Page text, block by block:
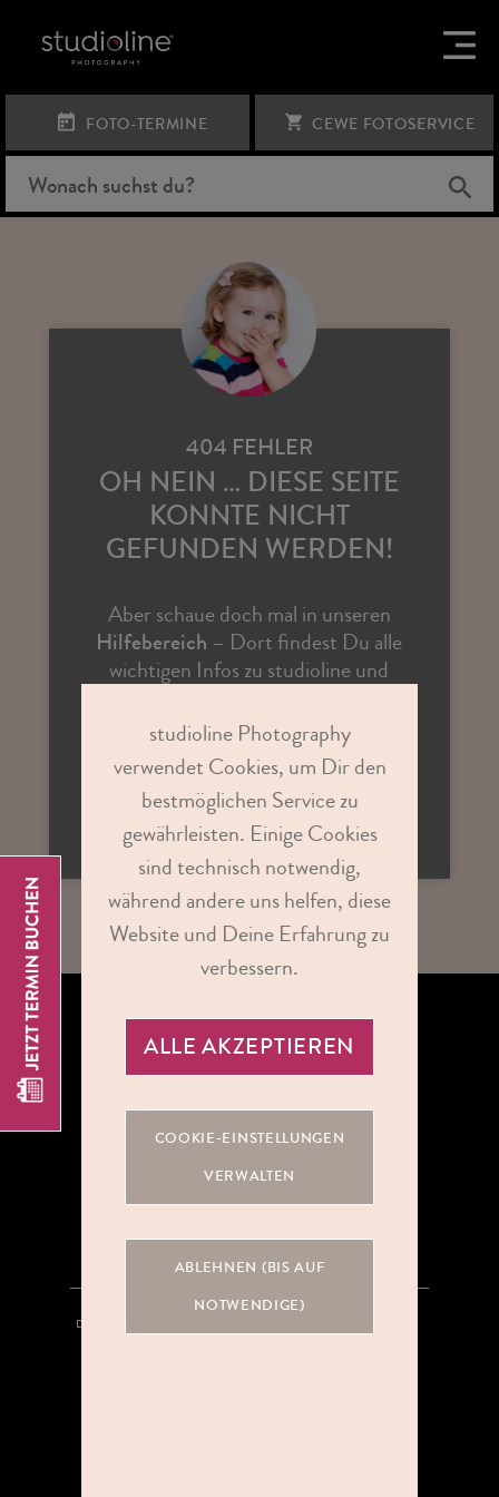
FOTO-TERMINE CEWE FOTOSERVICE
404 FEHLER
OH NEIN … DIESE SEITE
KONNTE NICHT
GEFUNDEN WERDEN!
Aber schaue doch mal in unseren
Hilfebereich – Dort findest Du alle
wichtigen Infos zu studioline und
ZUR STUDIOSUCHE
studioline Photography
verwendet Cookies, um Dir den
bestmöglichen Service zu
gewährleisten. Einige Cookies
sind technisch notwendig,
während andere uns helfen, diese
Website und Deine Erfahrung zu
verbessern.
ALLE AKZEPTIEREN
COOKIE-EINSTELLUNGEN
VERWALTEN
ABLEHNEN (BIS AUF
NOTWENDIGE)
ÜBER UNS
DATENSCHUTZ